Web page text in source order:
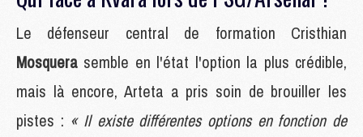
Le défenseur central de formation Cristhian
Mosquera semble en l'état l'option la plus crédible,
mais là encore, Arteta a pris soin de brouiller les
pistes : « Il existe différentes options en fonction de